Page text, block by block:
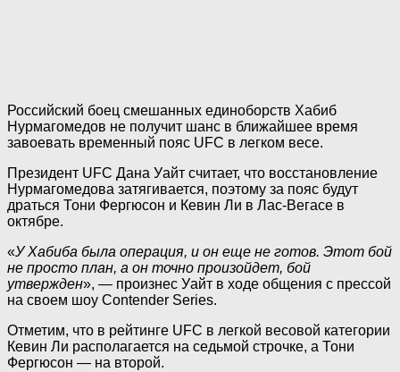
Российский боец смешанных единоборств Хабиб
Нурмагомедов не получит шанс в ближайшее время
завоевать временный пояс UFC в легком весе.
Президент UFC Дана Уайт считает, что восстановление
Нурмагомедова затягивается, поэтому за пояс будут
драться Тони Фергюсон и Кевин Ли в Лас-Вегасе в
октябре.
«У Хабиба была операция, и он еще не готов. Этот бой
не просто план, а он точно произойдет, бой
утвержден», — произнес Уайт в ходе общения с прессой
на своем шоу Contender Series.
Отметим, что в рейтинге UFC в легкой весовой категории
Кевин Ли располагается на седьмой строчке, а Тони
Фергюсон — на второй.